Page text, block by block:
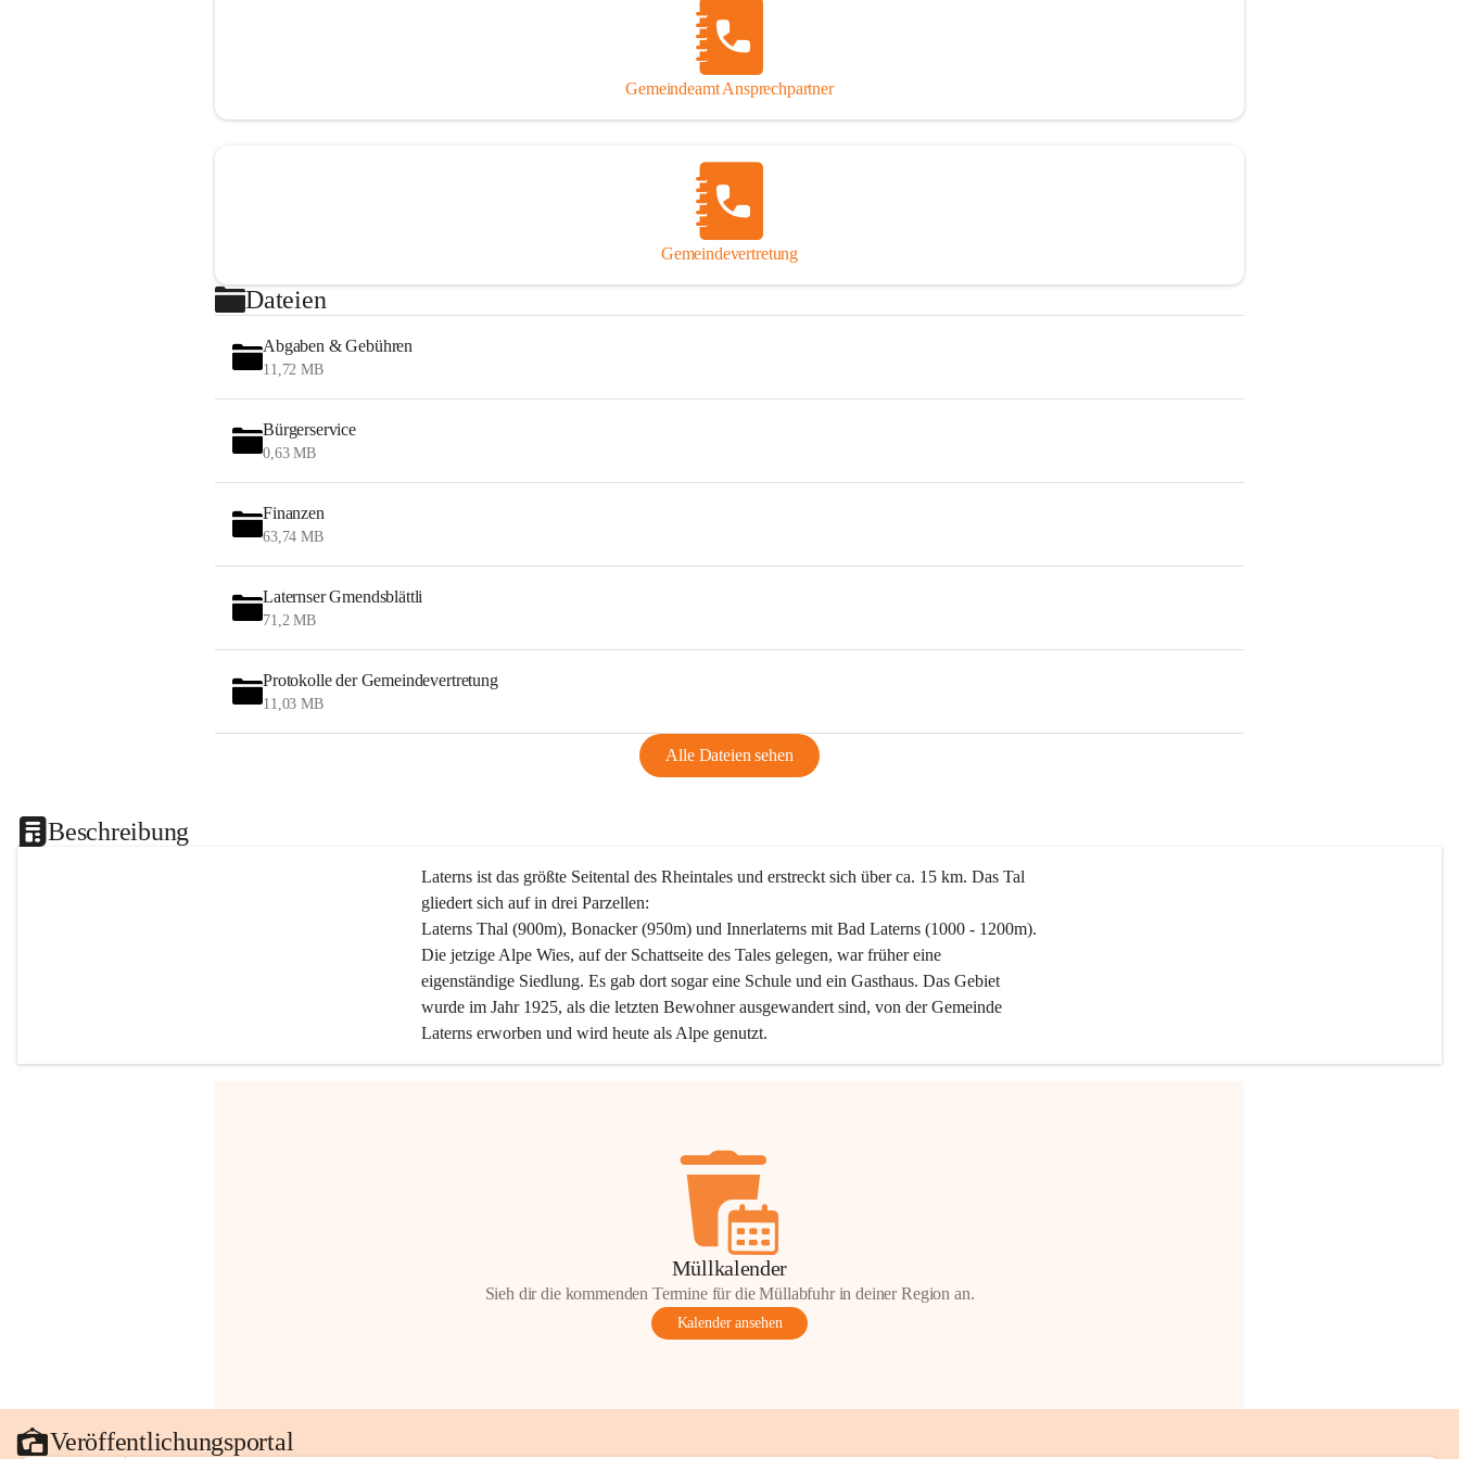
Gemeindeamt Ansprechpartner
Gemeindevertretung
Dateien
Abgaben & Gebühren
11,72 MB
Bürgerservice
0,63 MB
Finanzen
63,74 MB
Laternser Gmendsblättli
71,2 MB
Protokolle der Gemeindevertretung
11,03 MB
Alle Dateien sehen
Beschreibung
Laterns ist das größte Seitental des Rheintales und erstreckt sich über ca. 15 km. Das Tal
gliedert sich auf in drei Parzellen:
Laterns Thal (900m), Bonacker (950m) und Innerlaterns mit Bad Laterns (1000 - 1200m).
Die jetzige Alpe Wies, auf der Schattseite des Tales gelegen, war früher eine
eigenständige Siedlung. Es gab dort sogar eine Schule und ein Gasthaus. Das Gebiet
wurde im Jahr 1925, als die letzten Bewohner ausgewandert sind, von der Gemeinde
Laterns erworben und wird heute als Alpe genutzt.
Müllkalender
Sieh dir die kommenden Termine für die Müllabfuhr in deiner Region an.
Kalender ansehen
Veröffentlichungsportal